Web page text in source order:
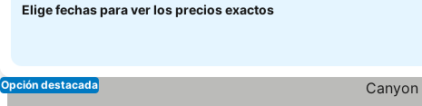
Elige fechas para ver los precios exactos
Opción destacada